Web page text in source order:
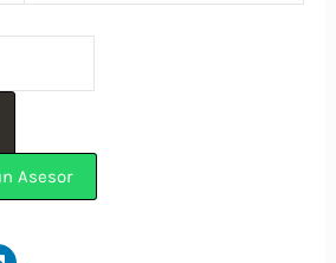
Asesor